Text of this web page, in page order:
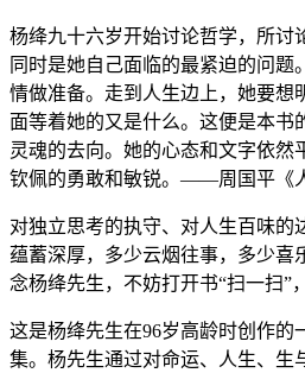
杨绛九十六岁开始讨论哲学，所讨
同时是她自己面临的最紧迫的问题
情做准备。走到人生边上，她要想
面等着她的又是什么。这便是本书
灵魂的去向。她的心态和文字依然
钦佩的勇敢和敏锐。——周国平《
对独立思考的执守、对人生百味的
蕴蓄深厚，多少云烟往事，多少喜
念杨绛先生，不妨打开书“扫一扫”
这是杨绛先生在96岁高龄时创作的
集。杨先生通过对命运、人生、生